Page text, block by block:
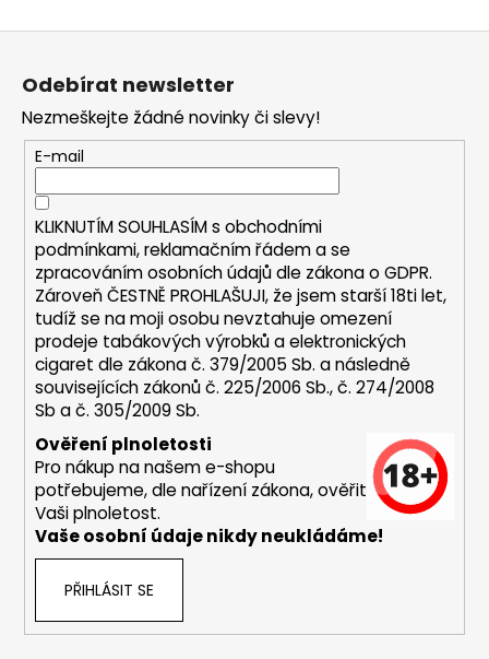
D
o
p
o
u
u
m
DEKANG
DESERT
SHIP
10ML
11MG
169
Kč
Původně:
Odebírat newsletter
Nezmeškejte žádné novinky či slevy!
E-mail
KLIKNUTÍM SOUHLASÍM s obchodními
podmínkami,reklamačním řádem a se
zpracováním osobních údajů dle zákona oGDPR.
Zároveň ČESTNĚ PROHLAŠUJI, že jsem starší 18ti let,
tudíž se na moji osobu nevztahuje omezení
prodeje tabákových výrobků a elektronických
cigaret dle zákona č. 379/2005 Sb. a následně
souvisejících zákonů č. 225/2006 Sb., č. 274/2008
Sb a č. 305/2009 Sb.
Ověření plnoletosti
Pro nákup na našem e-shopu
potřebujeme, dle nařízení zákona, ověřit
Vaši plnoletost.
Vaše osobní údaje nikdy neukládáme!
PŘIHLÁSIT SE